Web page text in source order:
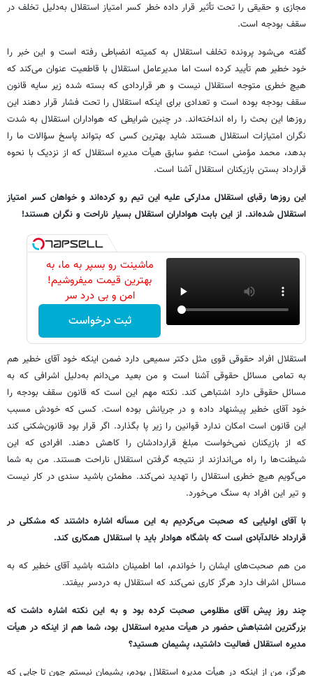
مجازی و حقیقی را تحت تأثیر قرار داده خطر کسر امتیاز استقلال به‌دلیل تخلف در
سقف بودجه است.
گفته می‌شود پرونده تخلف استقلال به کمیته انضباطی رفته است و این خبر را
خود خطیر هم تأیید کرده است اما مدیرعامل استقلال با قاطعیت عنوان می‌کند که
هیچ خطری متوجه استقلال نیست و هر قراردادی که بسته شده زیر سایه قانون
سقف بودجه بوده است و تعدادی برای اینکه استقلال را تحت فشار قرار دهند این
روزها این بحث را راه انداخته‌اند. در چنین شرایطی که هواداران استقلال به شدت
نگران امتیازات استقلال هستند شاید بهترین کسی که بتواند پاسخ سؤالات ما را
بدهد، محمد مؤمنی است؛ عضو سابق هیأت مدیره استقلال که از نزدیک با نحوه
قرارداد بستن بازیکنان استقلال آشنا است.
این روزها رقبای استقلال مدارکی علیه این تیم رو کرده‌اند و خواهان کسر امتیاز
استقلال شده‌اند. از این بابت هواداران استقلال بسیار ناراحت و نگران هستند!
ماشینت رو بسپر به ما، به
بهترین قیمت میفروشیم!
امن و بی درد سر
ثبت درخواست
استقلال افراد حقوقی قوی مثل دکتر سمیعی دارد ضمن اینکه خود آقای خطیر هم
به تمامی مسائل حقوقی آشنا است و من بعید می‌دانم به‌دلیل اشرافی که به
مسائل حقوقی دارد اشتباهی کند. نکته مهم این است که قانون سقف بودجه را
خود آقای خطیر پیشنهاد داده و در جریانش بوده است. کسی که خودش مسبب
این قانون است امکان ندارد قوانین را زیر پا بگذارد. اگر قرار بود قانون‌شکنی کند
که از بازیکنان نمی‌خواست مبلغ قراردادشان را کاهش دهند. افرادی که این
شیطنت‌ها را راه می‌اندازند از نتیجه گرفتن استقلال ناراحت هستند. من به شما
می‌گویم هیچ خطری استقلال را تهدید نمی‌کند. مطمئن باشید سندی در کار نیست
و تیر این افراد به سنگ می‌خورد.
با آقای اولیایی که صحبت می‌کردیم به این مسأله اشاره داشتند که مشکلی در
قرارداد خالدآبادی است که باشگاه هوادار باید با استقلال همکاری کند.
من هم صحبت‌های ایشان را خواندم، اما اطمینان داشته باشید آقای خطیر که به
مسائل اشراف دارد هرگز کاری نمی‌کند که استقلال به دردسر بیفتد.
چند روز پیش آقای مظلومی صحبت کرده بود و به این نکته اشاره داشت که
بزرگترین اشتباهش حضور در هیأت مدیره استقلال بود، شما هم از اینکه در هیأت
مدیره استقلال فعالیت داشتید، پشیمان هستید؟
هرگز، من از اینکه در هیأت مدیره استقلال بودم، پشیمان نیستم چون تا جایی که